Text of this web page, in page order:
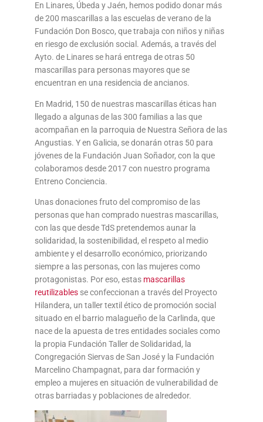
En Linares, Úbeda y Jaén, hemos podido donar más
de 200 mascarillas a las escuelas de verano de la
Fundación Don Bosco, que trabaja con niños y niñas
en riesgo de exclusión social. Además, a través del
Ayto. de Linares se hará entrega de otras 50
mascarillas para personas mayores que se
encuentran en una residencia de ancianos.
En Madrid, 150 de nuestras mascarillas éticas han
llegado a algunas de las 300 familias a las que
acompañan en la parroquia de Nuestra Señora de las
Angustias. Y en Galicia, se donarán otras 50 para
jóvenes de la Fundación Juan Soñador, con la que
colaboramos desde 2017 con nuestro programa
Entreno Conciencia.
Unas donaciones fruto del compromiso de las
personas que han comprado nuestras mascarillas,
con las que desde TdS pretendemos aunar la
solidaridad, la sostenibilidad, el respeto al medio
ambiente y el desarrollo económico, priorizando
siempre a las personas, con las mujeres como
protagonistas. Por eso, estas mascarillas
reutilizables se confeccionan a través del Proyecto
Hilandera, un taller textil ético de promoción social
situado en el barrio malagueño de la Carlinda, que
nace de la apuesta de tres entidades sociales como
la propia Fundación Taller de Solidaridad, la
Congregación Siervas de San José y la Fundación
Marcelino Champagnat, para dar formación y
empleo a mujeres en situación de vulnerabilidad de
otras barriadas y poblaciones de alrededor.